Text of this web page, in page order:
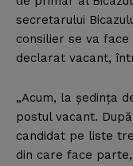
secretarului
consilier se va
declarat vacant,
„Acum, la şedinţa
postul vacant.
candidat pe liste
din care face